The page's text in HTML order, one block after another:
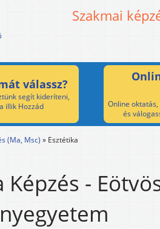
Szakmai
válassz?
segít kideríteni,
illik Hozzád
Online oktatás,
és
(Ma, Msc) » Esztétika
Képzés -